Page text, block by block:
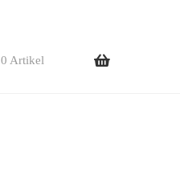
0 Artikel